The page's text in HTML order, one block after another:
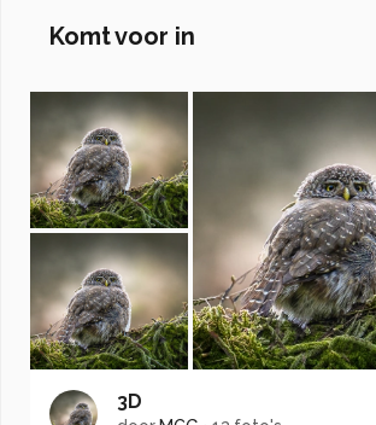
Komt voor in
3D